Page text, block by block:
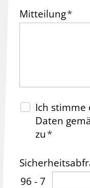
Mitteilung*
Ich stimme
Daten
zu*
96 - 7